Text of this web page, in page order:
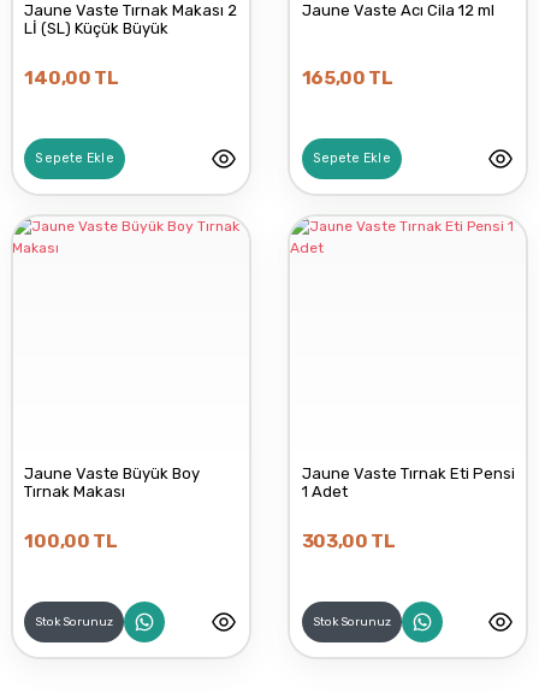
Jaune Vaste Tırnak Makası 2
Lİ (SL) Küçük Büyük
140,00 TL
Sepete Ekle
Jaune Vaste Acı Cila 12 ml
165,00 TL
Sepete Ekle
Jaune Vaste Büyük Boy
Tırnak Makası
100,00 TL
Stok Sorunuz
Jaune Vaste Tırnak Eti Pensi
1 Adet
303,00 TL
Stok Sorunuz